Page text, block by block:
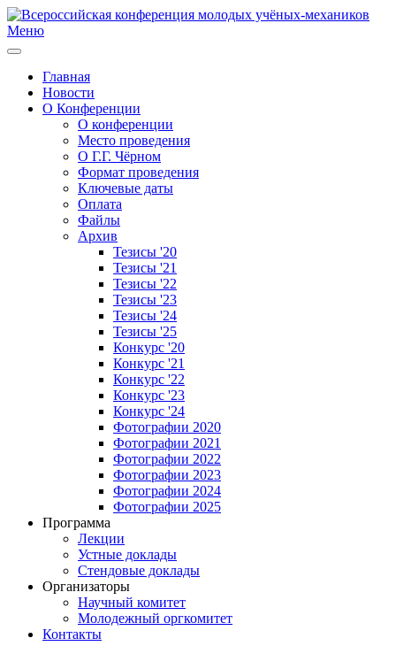
Меню
Главная
Новости
О Конференции
О конференции
Место проведения
О Г.Г. Чёрном
Формат проведения
Ключевые даты
Оплата
Файлы
Архив
Тезисы '20
Тезисы '21
Тезисы '22
Тезисы '23
Тезисы '24
Тезисы '25
Конкурс '20
Конкурс '21
Конкурс '22
Конкурс '23
Конкурс '24
Фотографии 2020
Фотографии 2021
Фотографии 2022
Фотографии 2023
Фотографии 2024
Фотографии 2025
Программа
Лекции
Устные доклады
Стендовые доклады
Организаторы
Научный комитет
Молодежный оргкомитет
Контакты